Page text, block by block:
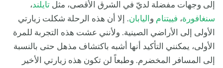
إلى وجهات مفضلة لديّ في الشرق الأقصى، مثل تايلند،
سنغافورة، فييتنام و اليابان. إلا أن هذه الرحلة شكلت زيارتي
الأولى إلى الأراضي الصينية. ولأنني عشت هذه التجربة للمرة
الأولى، يمكنني التأكيد أنها أشبه باكتشاف مذهل حتى بالنسبة
إلى المسافر المخضرم. وطبعاً لن تكون هذه زيارتي الأخير